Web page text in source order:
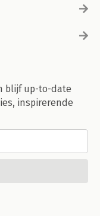
blijf up-to-date
inspirerende